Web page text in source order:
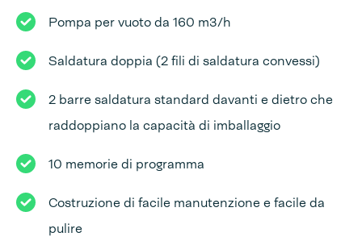
Pompa per vuoto da 160 m3/h
Saldatura doppia (2 fili di saldatura convessi)
2 barre saldatura standard davanti e dietro che
raddoppiano la capacità di imballaggio
10 memorie di programma
Costruzione di facile manutenzione e facile da
pulire